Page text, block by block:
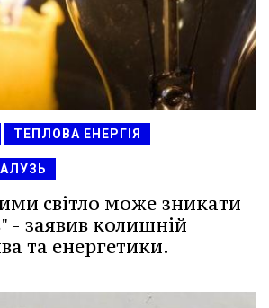
ТЕПЛОВА ЕНЕРГІЯ
світло може зникати
- заявив колишній
та енергетики.